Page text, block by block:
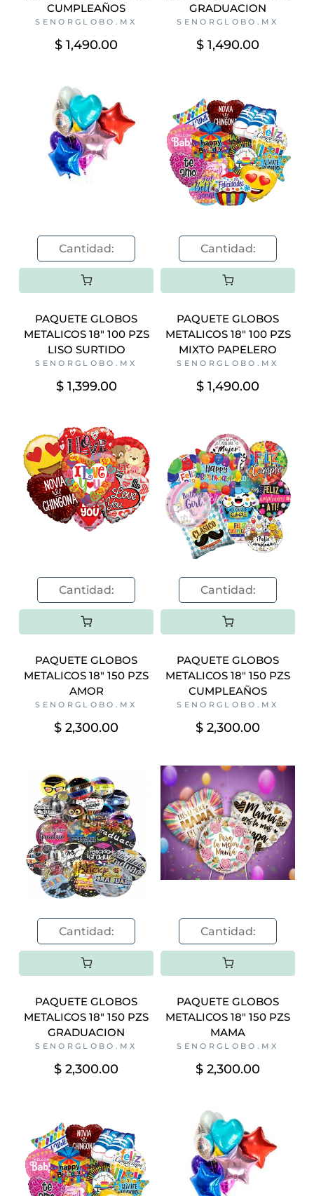
CUMPLEAÑOS
SENORGLOBO.MX
$ 1,490.00
GRADUACION
SENORGLOBO.MX
$ 1,490.00
PAQUETE GLOBOS
METALICOS 18" 100 PZS
LISO SURTIDO
SENORGLOBO.MX
$ 1,399.00
PAQUETE GLOBOS
METALICOS 18" 100 PZS
MIXTO PAPELERO
SENORGLOBO.MX
$ 1,490.00
PAQUETE GLOBOS
METALICOS 18" 150 PZS
AMOR
SENORGLOBO.MX
$ 2,300.00
PAQUETE GLOBOS
METALICOS 18" 150 PZS
CUMPLEAÑOS
SENORGLOBO.MX
$ 2,300.00
PAQUETE GLOBOS
METALICOS 18" 150 PZS
GRADUACION
SENORGLOBO.MX
$ 2,300.00
PAQUETE GLOBOS
METALICOS 18" 150 PZS
MAMA
SENORGLOBO.MX
$ 2,300.00